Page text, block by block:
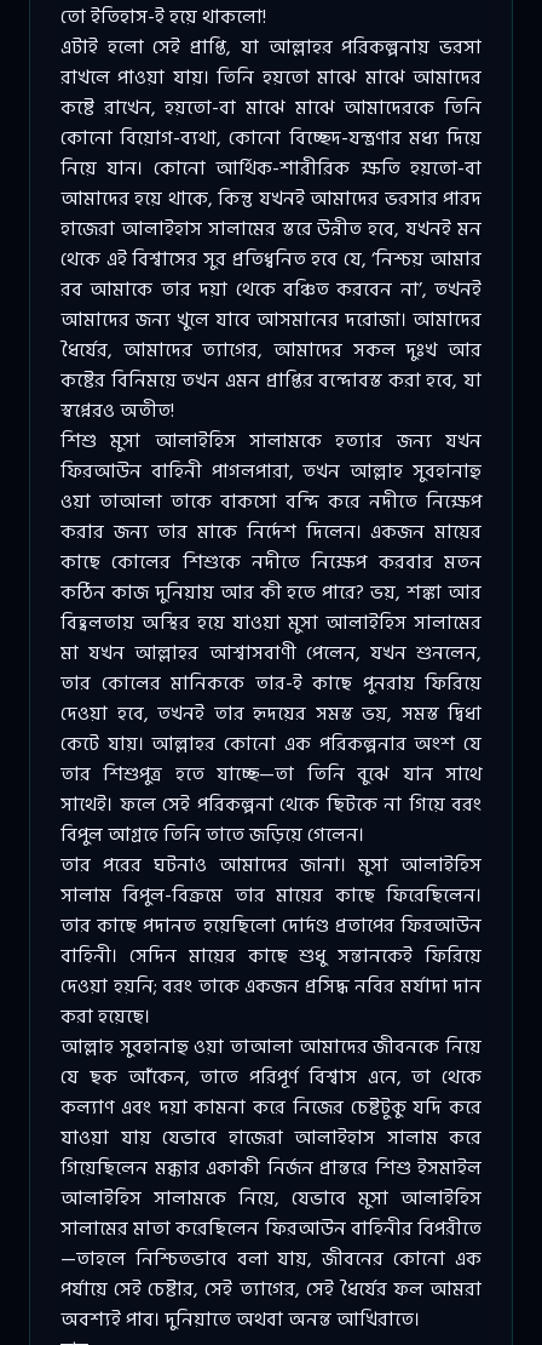
তো ইতিহাস-ই হয়ে থাকলো!
এটাই হলো সেই প্রাপ্তি, যা আল্লাহর পরিকল্পনায় ভরসা
রাখলে পাওয়া যায়। তিনি হয়তো মাঝে মাঝে আমাদের
কষ্টে রাখেন, হয়তো-বা মাঝে মাঝে আমাদেরকে তিনি
কোনো বিয়োগ-ব্যথা, কোনো বিচ্ছেদ-যন্ত্রণার মধ্য দিয়ে
নিয়ে যান। কোনো আর্থিক-শারীরিক ক্ষতি হয়তো-বা
আমাদের হয়ে থাকে, কিন্তু যখনই আমাদের ভরসার পারদ
হাজেরা আলাইহাস সালামের স্তরে উন্নীত হবে, যখনই মন
থেকে এই বিশ্বাসের সুর প্রতিধ্বনিত হবে যে, ‘নিশ্চয় আমার
রব আমাকে তার দয়া থেকে বঞ্চিত করবেন না’, তখনই
আমাদের জন্য খুলে যাবে আসমানের দরোজা। আমাদের
ধৈর্যের, আমাদের ত্যাগের, আমাদের সকল দুঃখ আর
কষ্টের বিনিময়ে তখন এমন প্রাপ্তির বন্দোবস্ত করা হবে, যা
স্বপ্নেরও অতীত!
শিশু মুসা আলাইহিস সালামকে হত্যার জন্য যখন
ফিরআউন বাহিনী পাগলপারা, তখন আল্লাহ সুবহানাহু
ওয়া তাআলা তাকে বাকসো বন্দি করে নদীতে নিক্ষেপ
করার জন্য তার মাকে নির্দেশ দিলেন। একজন মায়ের
কাছে কোলের শিশুকে নদীতে নিক্ষেপ করবার মতন
কঠিন কাজ দুনিয়ায় আর কী হতে পারে? ভয়, শঙ্কা আর
বিহ্বলতায় অস্থির হয়ে যাওয়া মুসা আলাইহিস সালামের
মা যখন আল্লাহর আশ্বাসবাণী পেলেন, যখন শুনলেন,
তার কোলের মানিককে তার-ই কাছে পুনরায় ফিরিয়ে
দেওয়া হবে, তখনই তার হৃদয়ের সমস্ত ভয়, সমস্ত দ্বিধা
কেটে যায়। আল্লাহর কোনো এক পরিকল্পনার অংশ যে
তার শিশুপুত্র হতে যাচ্ছে—তা তিনি বুঝে যান সাথে
সাথেই। ফলে সেই পরিকল্পনা থেকে ছিটকে না গিয়ে বরং
বিপুল আগ্রহে তিনি তাতে জড়িয়ে গেলেন।
তার পরের ঘটনাও আমাদের জানা। মুসা আলাইহিস
সালাম বিপুল-বিক্রমে তার মায়ের কাছে ফিরেছিলেন।
তার কাছে পদানত হয়েছিলো দোর্দণ্ড প্রতাপের ফিরআউন
বাহিনী। সেদিন মায়ের কাছে শুধু সন্তানকেই ফিরিয়ে
দেওয়া হয়নি; বরং তাকে একজন প্রসিদ্ধ নবির মর্যাদা দান
করা হয়েছে।
আল্লাহ সুবহানাহু ওয়া তাআলা আমাদের জীবনকে নিয়ে
যে ছক আঁকেন, তাতে পরিপূর্ণ বিশ্বাস এনে, তা থেকে
কল্যাণ এবং দয়া কামনা করে নিজের চেষ্টটুকু যদি করে
যাওয়া যায় যেভাবে হাজেরা আলাইহাস সালাম করে
গিয়েছিলেন মক্কার একাকী নির্জন প্রান্তরে শিশু ইসমাইল
আলাইহিস সালামকে নিয়ে, যেভাবে মুসা আলাইহিস
সালামের মাতা করেছিলেন ফিরআউন বাহিনীর বিপরীতে
—তাহলে নিশ্চিতভাবে বলা যায়, জীবনের কোনো এক
পর্যায়ে সেই চেষ্টার, সেই ত্যাগের, সেই ধৈর্যের ফল আমরা
অবশ্যই পাব। দুনিয়াতে অথবা অনন্ত আখিরাতে।